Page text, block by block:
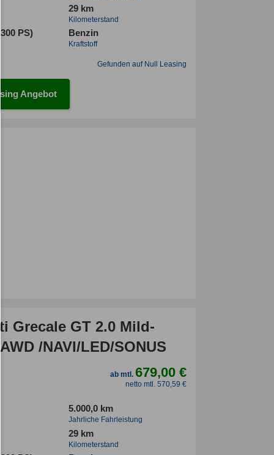
29 km
Kilometerstand
PS) Benzin
Kraftstoff
Gefunden auf Null Leasing
Angebot
Grecale GT 2.0 Mild-
/NAVI/LED/SONUS
ab mtl.679,00 €
netto mtl. 570,59 €
5.000,0 km
Jahrliche Fahrleistung
29 km
Kilometerstand